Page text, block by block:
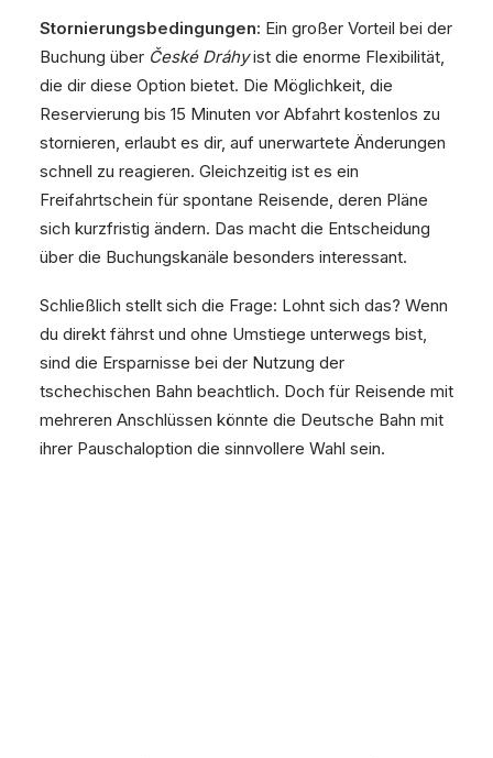
Stornierungsbedingungen: Ein großer Vorteil bei der
Buchung über České Dráhyist die enorme Flexibilität,
die dir diese Option bietet. Die Möglichkeit, die
Reservierung bis 15 Minuten vor Abfahrt kostenlos zu
stornieren, erlaubt es dir, auf unerwartete Änderungen
schnell zu reagieren. Gleichzeitig ist es ein
Freifahrtschein für spontane Reisende, deren Pläne
sich kurzfristig ändern. Das macht die Entscheidung
über die Buchungskanäle besonders interessant.
Schließlich stellt sich die Frage: Lohnt sich das? Wenn
du direkt fährst und ohne Umstiege unterwegs bist,
sind die Ersparnisse bei der Nutzung der
tschechischen Bahn beachtlich. Doch für Reisende mit
mehreren Anschlüssen könnte die Deutsche Bahn mit
ihrer Pauschaloption die sinnvollere Wahl sein.